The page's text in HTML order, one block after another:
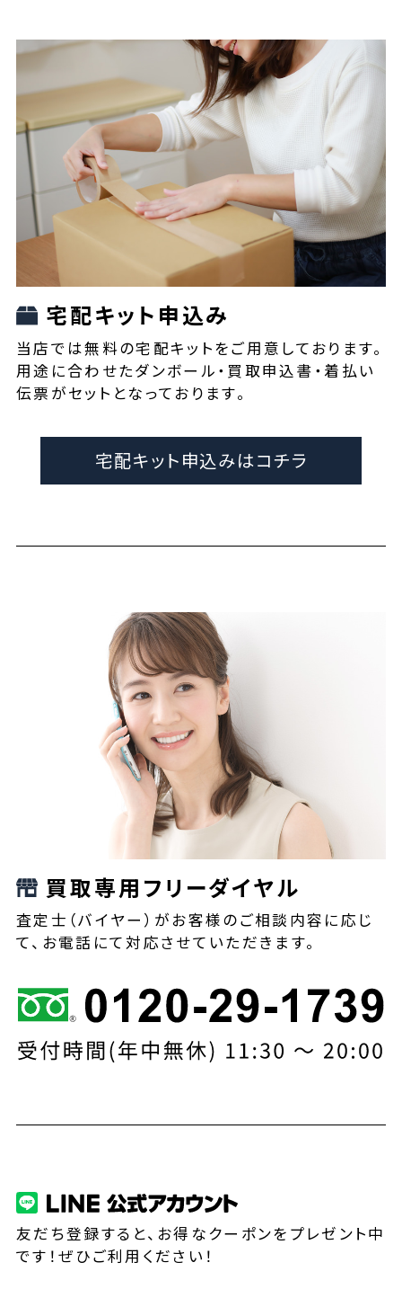
宅配キット申込み
当店では無料の宅配キットをご用意しております。
用途に合わせたダンボール・買取申込書・着払い
伝票がセットとなっております。
宅配キット申込みはコチラ
買取専用フリーダイヤル
査定士（バイヤー）がお客様のご相談内容に応じ
て、お電話にて対応させていただきます。
友だち登録すると、お得なクーポンをプレゼント中
です！ぜひご利用ください！